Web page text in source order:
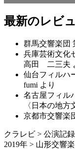
最新のレビ
群馬交響楽団
兵庫芸術文化
高田 二三夫
仙台フィルハ
fumi より
名古屋フィル
〈日本の地方
京都市交響楽
クラレビ > 公演記
2019年 > 山形交響